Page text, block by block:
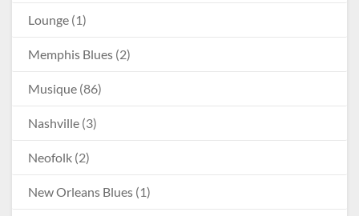
Lounge (1)
Memphis Blues (2)
Musique (86)
Nashville (3)
Neofolk (2)
New Orleans Blues (1)